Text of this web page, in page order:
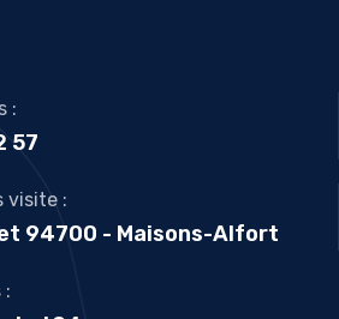
:
57
visite :
94700 - Maisons-Alfort
: